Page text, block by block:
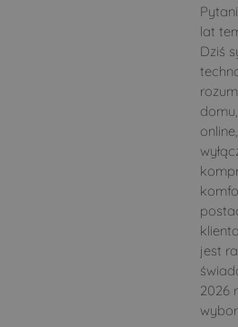
lat
Dziś
jest
2026